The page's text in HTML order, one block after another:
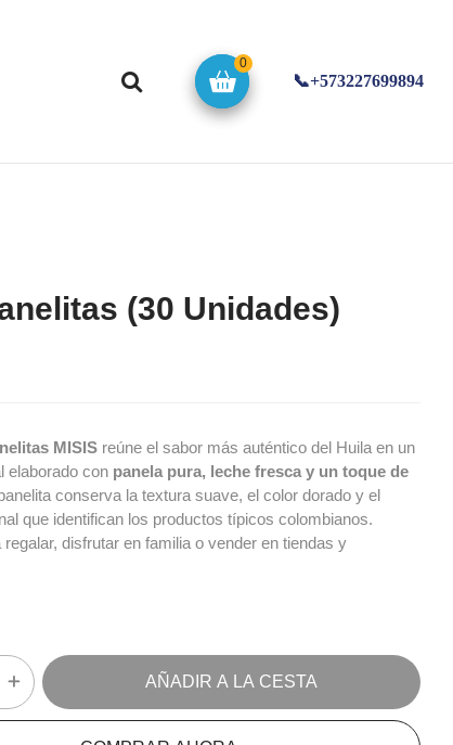
0
📞+573227699894
(30 Unidades)
MISIS reúne el sabor más auténtico del Huila en un
elaborado con panela pura, leche fresca y un toque de
conserva la textura suave, el color dorado y el
que identifican los productos típicos colombianos.
disfrutar en familia o vender en tiendas y
AÑADIR A LA CESTA